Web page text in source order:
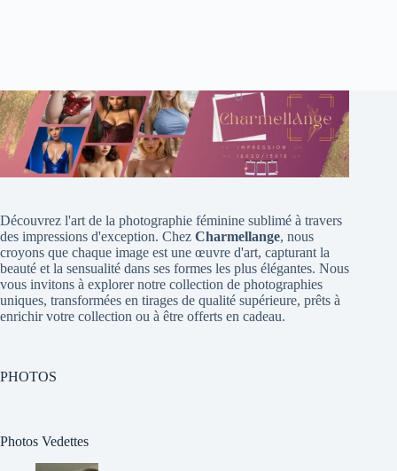
Découvrez l'art de la photographie féminine sublimé à travers
des impressions d'exception. Chez Charmellange, nous
croyons que chaque image est une œuvre d'art, capturant la
beauté et la sensualité dans ses formes les plus élégantes. Nous
vous invitons à explorer notre collection de photographies
uniques, transformées en tirages de qualité supérieure, prêts à
enrichir votre collection ou à être offerts en cadeau.
PHOTOS
Photos Vedettes